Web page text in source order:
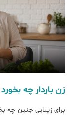
زن باردار چه
برای زیبایی جنین چه